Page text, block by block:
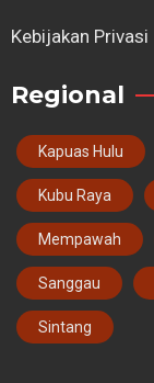
Kebijakan Privasi
Regional
Kapuas Hulu
Kubu Raya
Mempawah
Sanggau
Sintang